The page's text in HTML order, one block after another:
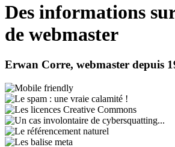
Des informations
de webmaster
Erwan Corre, webmaster depuis